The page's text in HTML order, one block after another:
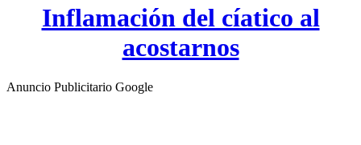
Inflamación del cíatico al
acostarnos
Anuncio Publicitario Google